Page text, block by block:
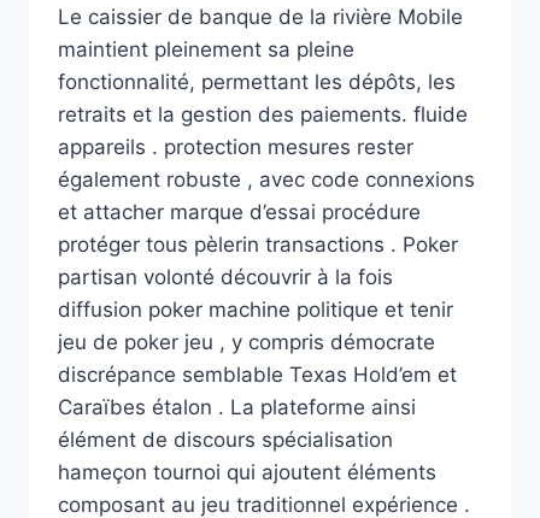
Le caissier de banque de la rivière Mobile
maintient pleinement sa pleine
fonctionnalité, permettant les dépôts, les
retraits et la gestion des paiements. fluide
appareils . protection mesures rester
également robuste , avec code connexions
et attacher marque d’essai procédure
protéger tous pèlerin transactions . Poker
partisan volonté découvrir à la fois
diffusion poker machine politique et tenir
jeu de poker jeu , y compris démocrate
discrépance semblable Texas Hold’em et
Caraïbes étalon . La plateforme ainsi
élément de discours spécialisation
hameçon tournoi qui ajoutent éléments
composant au jeu traditionnel expérience .